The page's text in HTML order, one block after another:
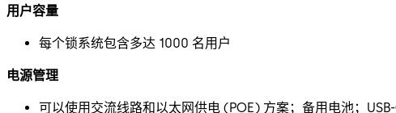
用户容量
每个锁系统包含多达 1000 名用户
电源管理
可以使用交流线路和以太网供电 (POE) 方案；备用电池；